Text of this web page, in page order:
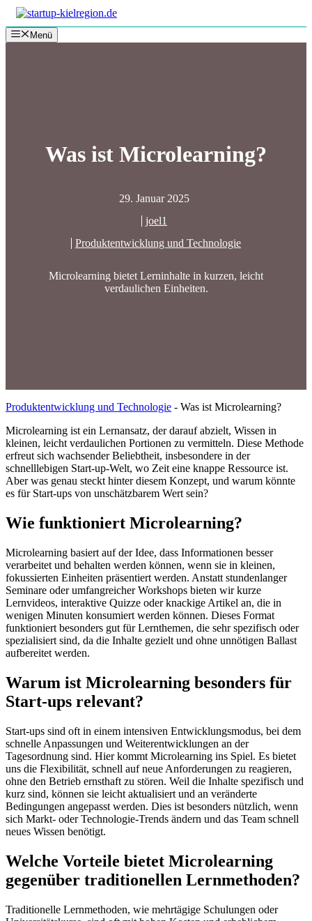
Zum
Inhalt
springenMenü
Was ist Microlearning?
29. Januar 2025
joel1
Produktentwicklung und Technologie
Microlearning bietet Lerninhalte in kurzen, leicht
verdaulichen Einheiten.
Produktentwicklung und Technologie - Was ist Microlearning?
Microlearning ist ein Lernansatz, der darauf abzielt, Wissen in
kleinen, leicht verdaulichen Portionen zu vermitteln. Diese Methode
erfreut sich wachsender Beliebtheit, insbesondere in der
schnelllebigen Start-up-Welt, wo Zeit eine knappe Ressource ist.
Aber was genau steckt hinter diesem Konzept, und warum könnte
es für Start-ups von unschätzbarem Wert sein?
Wie funktioniert Microlearning?
Microlearning basiert auf der Idee, dass Informationen besser
verarbeitet und behalten werden können, wenn sie in kleinen,
fokussierten Einheiten präsentiert werden. Anstatt stundenlanger
Seminare oder umfangreicher Workshops bieten wir kurze
Lernvideos, interaktive Quizze oder knackige Artikel an, die in
wenigen Minuten konsumiert werden können. Dieses Format
funktioniert besonders gut für Lernthemen, die sehr spezifisch oder
spezialisiert sind, da die Inhalte gezielt und ohne unnötigen Ballast
aufbereitet werden.
Warum ist Microlearning besonders für
Start-ups relevant?
Start-ups sind oft in einem intensiven Entwicklungsmodus, bei dem
schnelle Anpassungen und Weiterentwicklungen an der
Tagesordnung sind. Hier kommt Microlearning ins Spiel. Es bietet
uns die Flexibilität, schnell auf neue Anforderungen zu reagieren,
ohne den Betrieb ernsthaft zu stören. Weil die Inhalte spezifisch und
kurz sind, können sie leicht aktualisiert und an veränderte
Bedingungen angepasst werden. Dies ist besonders nützlich, wenn
sich Markt- oder Technologie-Trends ändern und das Team schnell
neues Wissen benötigt.
Welche Vorteile bietet Microlearning
gegenüber traditionellen Lernmethoden?
Traditionelle Lernmethoden, wie mehrtägige Schulungen oder